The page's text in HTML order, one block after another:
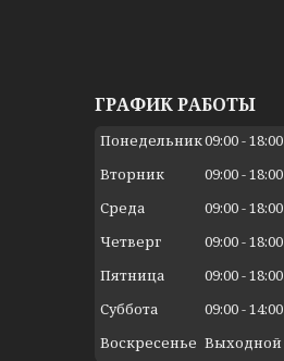
ГРАФИК РАБОТЫ
Понедельник09:00 18:00
Вторник
09:00 18:00
Среда
09:00 18:00
Четверг
09:00 18:00
Пятница
09:00 18:00
Суббота
09:00 14:00
Воскресенье Выходной